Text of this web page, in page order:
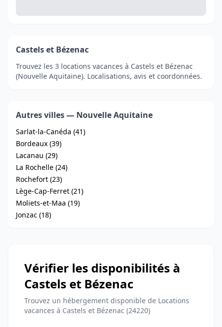
Castels et Bézenac
Trouvez les 3 locations vacances à Castels et Bézenac
(Nouvelle Aquitaine). Localisations, avis et coordonnées.
Autres villes — Nouvelle Aquitaine
Sarlat-la-Canéda (41)
Bordeaux (39)
Lacanau (29)
La Rochelle (24)
Rochefort (23)
Lège-Cap-Ferret (21)
Moliets-et-Maa (19)
Jonzac (18)
Vérifier les disponibilités à
Castels et Bézenac
Trouvez un hébergement disponible de Locations
vacances à Castels et Bézenac (24220)